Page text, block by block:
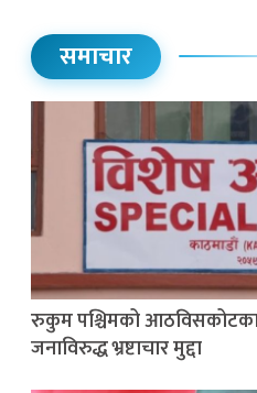
समाचार
रुकुम पश्चिमको
जनाविरुद्ध भ्रष्टाचार मुद्दा